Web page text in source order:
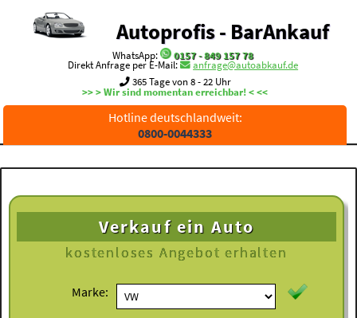
Autoprofis - BarAnkauf
WhatsApp:
0157 - 849 157 78
Direkt Anfrage per E-Mail:
anfrage@autoabkauf.de
365 Tage von 8 - 22 Uhr
>> > Wir sind momentan erreichbar! < <<
Hotline deutschlandweit:
0800-0044333
Verkauf ein Auto
kostenloses Angebot erhalten
Marke: